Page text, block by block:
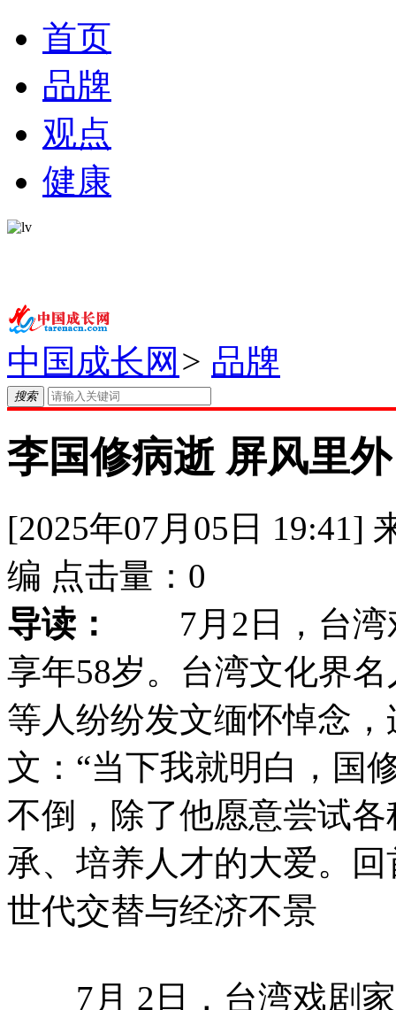
首页
品牌
观点
健康
中国成长网 > 品牌
搜索
李国修病逝 屏风里
[2025年07月05日 19:41]
编 点击量： 0
导读：
7月2日，台湾
享年58岁。台湾文化界
等人纷纷发文缅怀悼念
文：“当下我就明白，国
不倒，除了他愿意尝试
承、培养人才的大爱。
世代交替与经济不景
7月 2日，台湾戏剧家